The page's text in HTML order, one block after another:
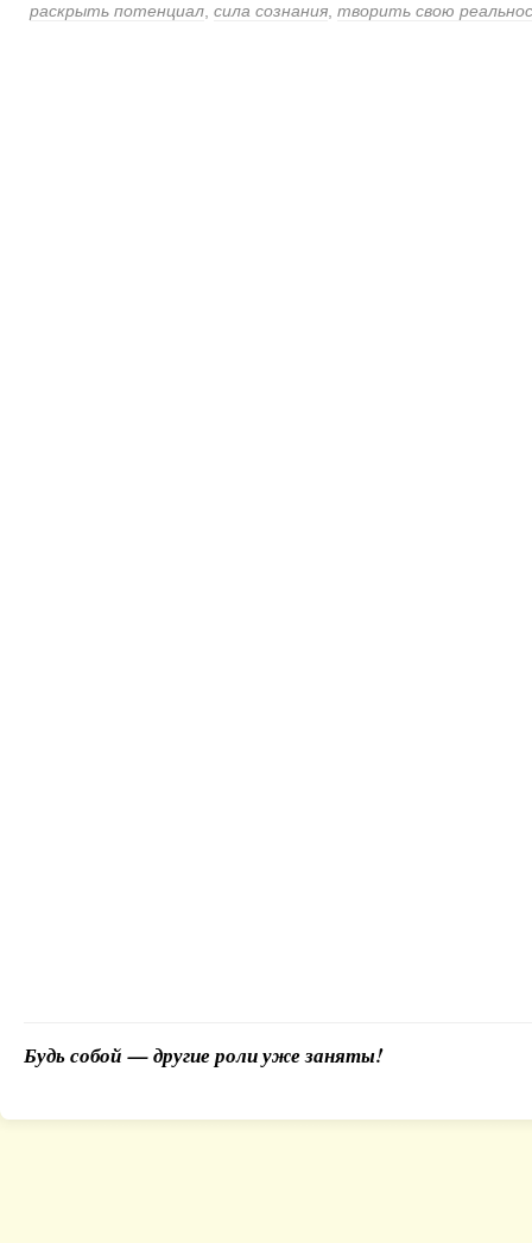
раскрыть потенциал сила сознания творить свою
Будь собой — другие роли уже заняты!